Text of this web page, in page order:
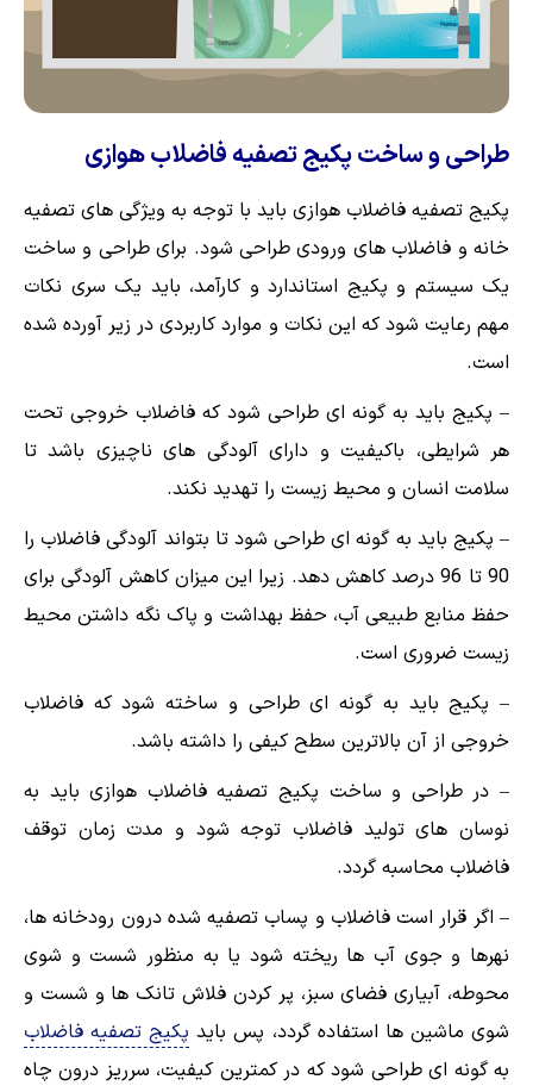
طراحی و ساخت پکیج تصفیه فاضلاب هوازی
پکیج تصفیه فاضلاب هوازی باید با توجه به ویژگی های تصفیه
خانه و فاضلاب های ورودی طراحی شود. برای طراحی و ساخت
یک سیستم و پکیج استاندارد و کارآمد، باید یک سری نکات
مهم رعایت شود که این نکات و موارد کاربردی در زیر آورده شده
است.
– پکیج باید به گونه ای طراحی شود که فاضلاب خروجی تحت
هر شرایطی، باکیفیت و دارای آلودگی های ناچیزی باشد تا
سلامت انسان و محیط زیست را تهدید نکند.
– پکیج باید به گونه ای طراحی شود تا بتواند آلودگی فاضلاب را
90 تا 96 درصد کاهش دهد. زیرا این میزان کاهش آلودگی برای
حفظ منابع طبیعی آب، حفظ بهداشت و پاک نگه داشتن محیط
زیست ضروری است.
– پکیج باید به گونه ای طراحی و ساخته شود که فاضلاب
خروجی از آن بالاترین سطح کیفی را داشته باشد.
– در طراحی و ساخت پکیج تصفیه فاضلاب هوازی باید به
نوسان های تولید فاضلاب توجه شود و مدت زمان توقف
فاضلاب محاسبه گردد.
– اگر قرار است فاضلاب و پساب تصفیه شده درون رودخانه‌ ها،
نهرها و جوی آب ها ریخته شود یا به منظور شست و شوی
محوطه، آبیاری فضای سبز، پر کردن فلاش تانک ‌ها و شست و
شوی ماشین ‌ها استفاده گردد، پس باید پکیج تصفیه فاضلاب
به گونه ای طراحی شود که در کمترین کیفیت، سرریز درون چاه